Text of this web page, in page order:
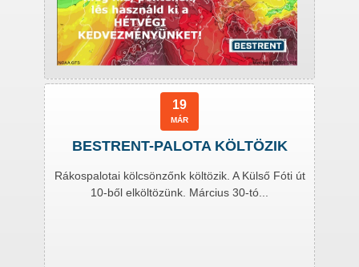
19
MÁR
BESTRENT-PALOTA KÖLTÖZIK
Rákospalotai kölcsönzőnk költözik. A Külső Fóti út
10-ből elköltözünk. Március 30-tó...